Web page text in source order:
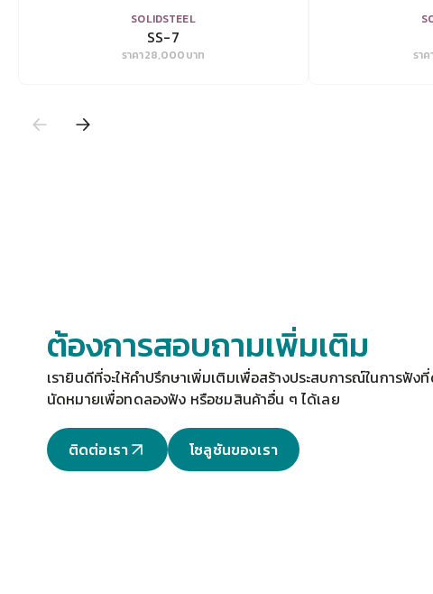
VIEW
SOLIDSTEEL
SS-7
ราคา28,000บาท ราค
ต้องการสอบถามเพิ่มเติม
เรายินดีที่จะให้คำปรึกษาเพิ่มเติมเพื่อสร้างประสบการณ์ในการฟั
นัดหมายเพื่อทดลองฟัง หรือชมสินค้าอื่น ๆ ได้เลย
ติดต่อเรา โซลูชันของเรา